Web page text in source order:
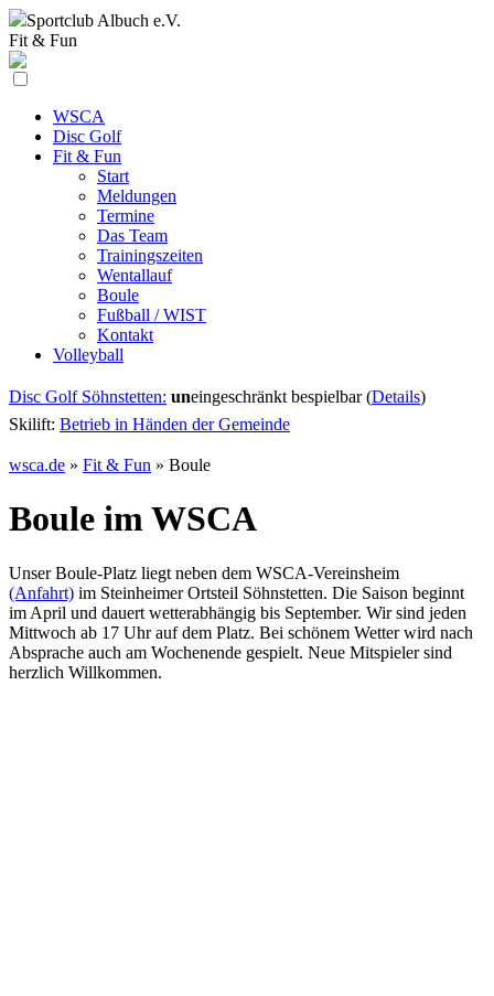
Sportclub Albuch e.V.
Fit & Fun
WSCA
Disc Golf
Fit & Fun
Start
Meldungen
Termine
Das Team
Trainingszeiten
Wentallauf
Boule
Fußball / WIST
Kontakt
Volleyball
Disc Golf Söhnstetten: uneingeschränkt bespielbar (Details)
Skilift: Betrieb in Händen der Gemeinde
wsca.de » Fit & Fun » Boule
Boule im WSCA
Unser Boule-Platz liegt neben dem WSCA-Vereinsheim
(Anfahrt) im Steinheimer Ortsteil Söhnstetten. Die Saison beginnt
im April und dauert wetterabhängig bis September. Wir sind jeden
Mittwoch ab 17 Uhr auf dem Platz. Bei schönem Wetter wird nach
Absprache auch am Wochenende gespielt. Neue Mitspieler sind
herzlich Willkommen.